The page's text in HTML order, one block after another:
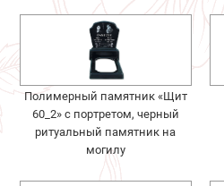
Полимерный памятник «Щит
60_2» с портретом, черный
ритуальный памятник на
могилу